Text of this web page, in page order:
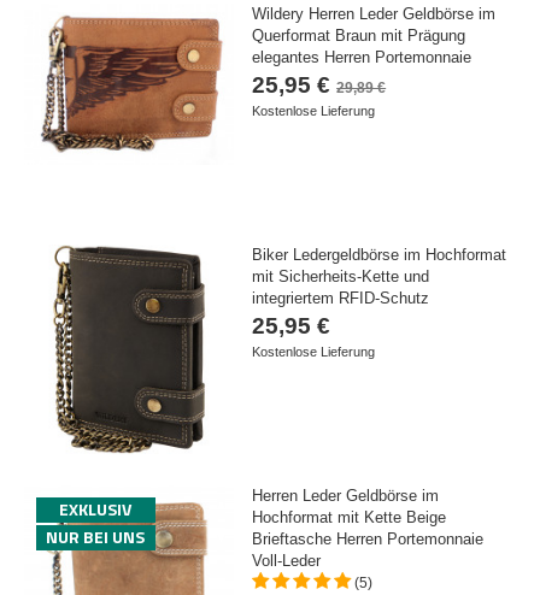
Wildery Herren Leder Geldbörse im
Querformat Braun mit Prägung
elegantes Herren Portemonnaie
25,95 €29,89 €
Kostenlose Lieferung
Biker Ledergeldbörse im Hochformat
mit Sicherheits-Kette und
integriertem RFID-Schutz
25,95 €
Kostenlose Lieferung
EXKLUSIV
NUR BEI UNS
Herren Leder Geldbörse im
Hochformat mit Kette Beige
Brieftasche Herren Portemonnaie
Voll-Leder
(5)